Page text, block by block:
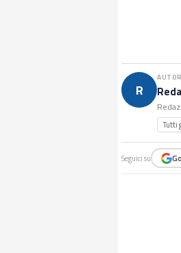
R
Tutti
Seguici su